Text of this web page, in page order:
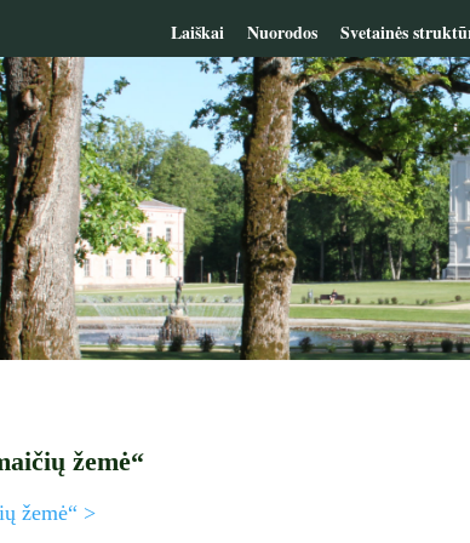
Laiškai Nuorodos Svetainės
žemė“
žemė“ >